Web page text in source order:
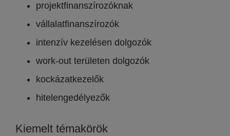
projektfinanszírozóknak
vállalatfinanszírozók
intenzív kezelésen dolgozók
work-out területen dolgozók
kockázatkezelők
hitelengedélyezők
Kiemelt témakörök